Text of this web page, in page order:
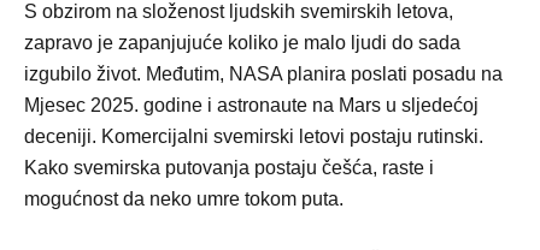
S obzirom na složenost ljudskih svemirskih letova,
zapravo je zapanjujuće koliko je malo ljudi do sada
izgubilo život. Međutim, NASA planira poslati posadu na
Mjesec 2025. godine i astronaute na Mars u sljedećoj
deceniji. Komercijalni svemirski letovi postaju rutinski.
Kako svemirska putovanja postaju češća, raste i
mogućnost da neko umre tokom puta.